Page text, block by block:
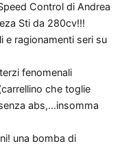
Control di Andrea
Sti da 280cv!!!
e ragionamenti seri su
fenomenali
che toglie
abs,...insomma
una bomba di